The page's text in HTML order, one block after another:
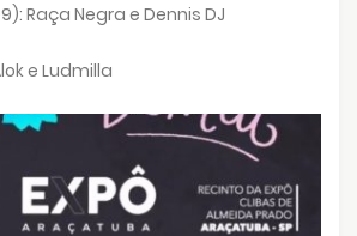
Raça Negra e Dennis DJ
e Ludmilla